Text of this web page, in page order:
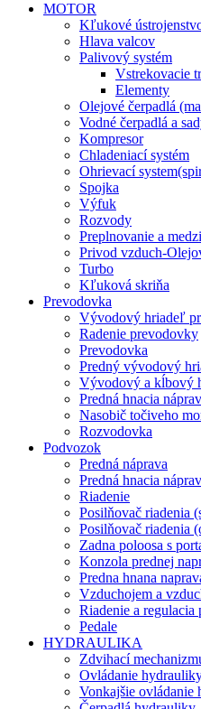
MOTOR
Kľukové
Hlava valcov
Palivový systém
Vstrekovacie
Elementy
Olejové čerpadlá
Vodné čerpadlá a
Kompresor
Chladeniací systém
Ohrievací
Spojka
Výfuk
Rozvody
Preplnovanie a
Privod vzduch-
Turbo
Kľuková skriňa
Prevodovka
Vývodový hriadeľ
Radenie prevodovky
Prevodovka
Predný vývodový
Vývodový a kĺbový
Predná hnacia
Nasobič točiveho
Rozvodovka
Podvozok
Predná náprava
Predná hnacia
Riadenie
Posilňovač riadenia
Posilňovač riadenia
Zadna poloosa s
Konzola prednej
Predna hnana
Vzduchojem a
Riadenie a regulacia
Pedale
HYDRAULIKA
Zdvihací
Ovládanie
Vonkajšie ovládanie